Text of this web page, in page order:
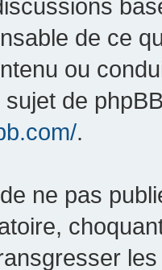
de ce
ou
de
.
ne pas